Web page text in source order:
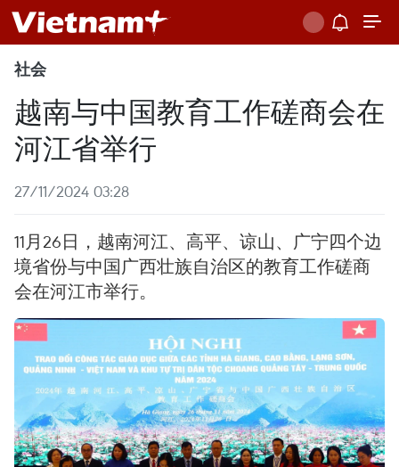
社会
越南与中国教育工作磋商会在
河江省举行
27/11/2024 03:28
11月26日，越南河江、高平、谅山、广宁四个边
境省份与中国广西壮族自治区的教育工作磋商
会在河江市举行。